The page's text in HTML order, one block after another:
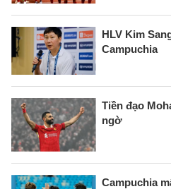
HLV Kim
Campuchia
Tiền đạo
ngờ
Campuchia